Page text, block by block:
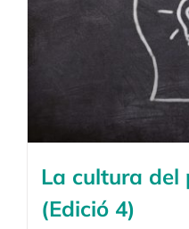
La cultura del
(Edició 4)